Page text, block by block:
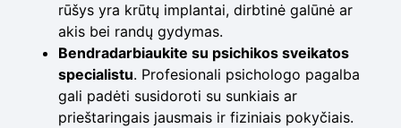
rūšys yra krūtų implantai, dirbtinė galūnė ar
akis bei randų gydymas.
Bendradarbiaukite su psichikos sveikatos
specialistu. Profesionali psichologo pagalba
gali padėti susidoroti su sunkiais ar
prieštaringais jausmais ir fiziniais pokyčiais.